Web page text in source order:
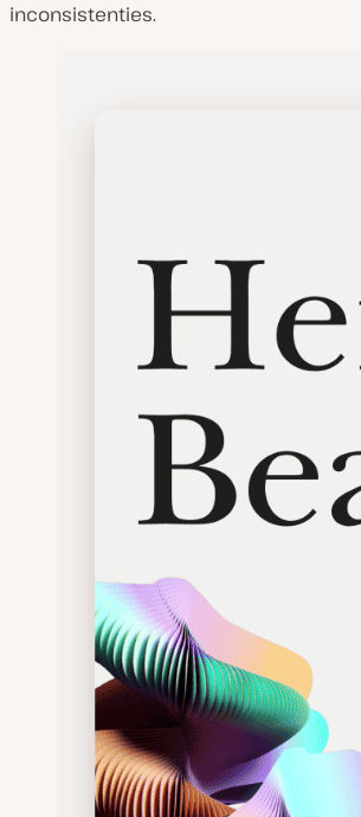
inconsistenties.